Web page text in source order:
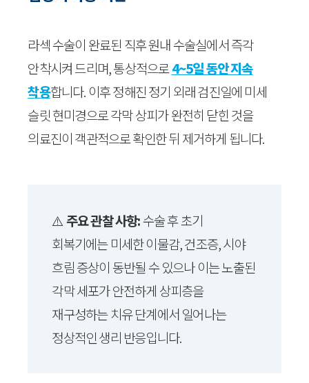
라섹 수술이 완료된 직후 원내 수술실에서 즉각
안착시켜 드리며, 통상적으로4~5일 동안 지속
착용합니다. 이후 정해진 정기 외래 검진일에 미세
슬릿 현미경으로 각막 상피가 완전히 닫힌 것을
의료진이 객관적으로 확인한 뒤 제거하게 됩니다.
⚠️주요 관찰 사항:수술 후 초기
회복기에는 미세한 이물감, 건조증, 시야
흐림 증상이 동반될 수 있으나 이는 노출된
각막 세포가 안전하게 상피층을
재구성하는 치유 단계에서 일어나는
정상적인 생리 반응입니다.